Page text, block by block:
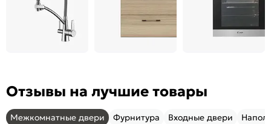
Отзывы на лучшие товары
Межкомнатные двери Фурнитура Входные двери